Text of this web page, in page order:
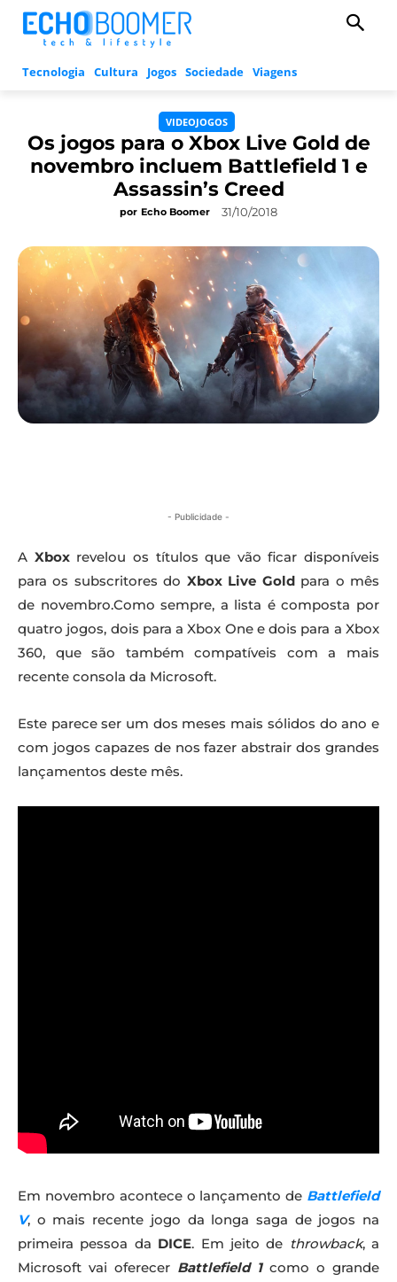
Tecnologia Cultura Jogos Sociedade Viagens
VIDEOJOGOS
Os jogos para o Xbox Live Gold de
novembro incluem Battlefield 1 e
Assassin’s Creed
por Echo Boomer 31/10/2018
- Publicidade -
A Xboxrevelou os títulos que vão ficar disponíveis
para os subscritores do Xbox Live Goldpara o mês
de novembro.Como sempre, a lista é composta por
quatro jogos, dois para a Xbox One e dois para a Xbox
360, que são também compatíveis com a mais
recente consola da Microsoft.
Este parece ser um dos meses mais sólidos do ano e
com jogos capazes de nos fazer abstrair dos grandes
lançamentos deste mês.
Em novembro acontece o lançamento de Battlefield
V, o mais recente jogo da longa saga de jogos na
primeira pessoa da DICE. Em jeito de throwback, a
Microsoft vai oferecer Battlefield 1 como o grande